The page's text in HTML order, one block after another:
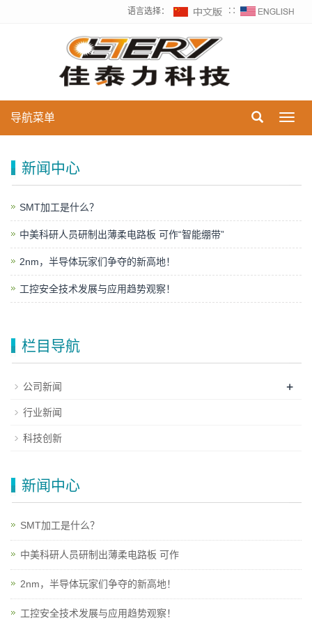
语言选择： ∷
导航菜单
新闻中心
SMT加工是什么？
中美科研人员研制出薄柔电路板 可作“智能绷带”
2nm，半导体玩家们争夺的新高地！
工控安全技术发展与应用趋势观察！
栏目导航
公司新闻 +
行业新闻
科技创新
新闻中心
SMT加工是什么？
中美科研人员研制出薄柔电路板 可作
2nm，半导体玩家们争夺的新高地！
工控安全技术发展与应用趋势观察！